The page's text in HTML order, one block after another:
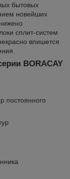
бытовых
новейших
сплит-систем
впишется
BORACAY
постоянного